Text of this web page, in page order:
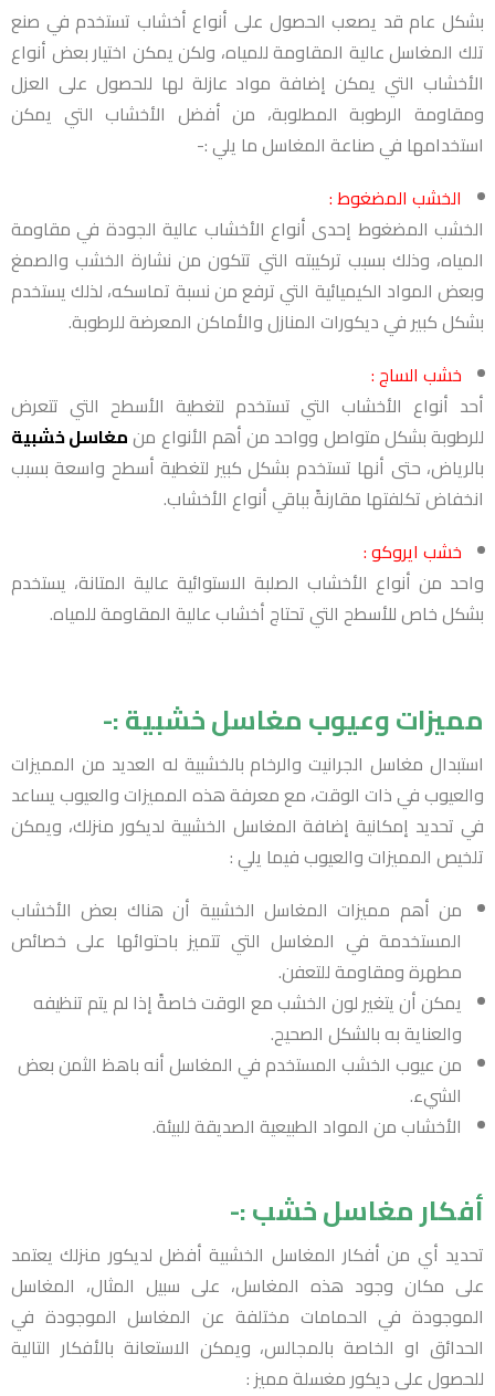
بشكل عام قد يصعب الحصول على أنواع أخشاب تستخدم في صنع
تلك المغاسل عالية المقاومة للمياه، ولكن يمكن اختيار بعض أنواع
الأخشاب التي يمكن إضافة مواد عازلة لها للحصول على العزل
ومقاومة الرطوبة المطلوبة، من أفضل الأخشاب التي يمكن
استخدامها في صناعة المغاسل ما يلي :-
الخشب المضغوط :
الخشب المضغوط إحدى أنواع الأخشاب عالية الجودة في مقاومة
المياه، وذلك بسبب تركيبته التي تتكون من نشارة الخشب والصمغ
وبعض المواد الكيميائية التي ترفع من نسبة تماسكه، لذلك يستخدم
بشكل كبير في ديكورات المنازل والأماكن المعرضة للرطوبة.
خشب الساج :
أحد أنواع الأخشاب التي تستخدم لتغطية الأسطح التي تتعرض
للرطوبة بشكل متواصل وواحد من أهم الأنواع منمغاسل خشبية
بالرياض، حتى أنها تستخدم بشكل كبير لتغطية أسطح واسعة بسبب
انخفاض تكلفتها مقارنةً بباقي أنواع الأخشاب.
خشب ايروكو :
واحد من أنواع الأخشاب الصلبة الاستوائية عالية المتانة، يستخدم
بشكل خاص للأسطح التي تحتاج أخشاب عالية المقاومة للمياه.
مميزات وعيوب مغاسل خشبية :-
استبدال مغاسل الجرانيت والرخام بالخشبية له العديد من المميزات
والعيوب في ذات الوقت، مع معرفة هذه المميزات والعيوب يساعد
في تحديد إمكانية إضافة المغاسل الخشبية لديكور منزلك، ويمكن
تلخيص المميزات والعيوب فيما يلي :
من أهم مميزات المغاسل الخشبية أن هناك بعض الأخشاب
المستخدمة في المغاسل التي تتميز باحتوائها على خصائص
مطهرة ومقاومة للتعفن.
يمكن أن يتغير لون الخشب مع الوقت خاصةً إذا لم يتم تنظيفه
والعناية به بالشكل الصحيح.
من عيوب الخشب المستخدم في المغاسل أنه باهظ الثمن بعض
الشيء.
الأخشاب من المواد الطبيعية الصديقة للبيئة.
أفكار مغاسل خشب :-
تحديد أي من أفكار المغاسل الخشبية أفضل لديكور منزلك يعتمد
على مكان وجود هذه المغاسل، على سبيل المثال، المغاسل
الموجودة في الحمامات مختلفة عن المغاسل الموجودة في
الحدائق او الخاصة بالمجالس، ويمكن الاستعانة بالأفكار التالية
للحصول على ديكور مغسلة مميز :